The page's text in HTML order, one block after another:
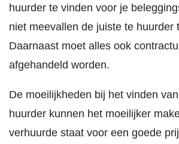
huurder te vinden voor je
niet meevallen de juiste te huurder
Daarnaast moet alles ook
afgehandeld worden.
De moeilijkheden bij het vinden
huurder kunnen het moeilijker
verhuurde staat voor een goede